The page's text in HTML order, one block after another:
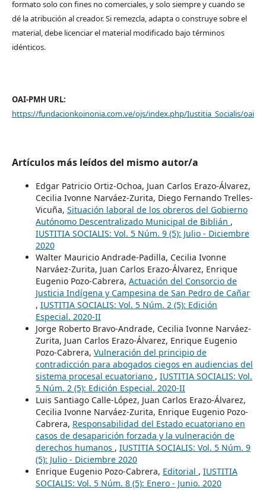
formato solo con fines no comerciales, y solo siempre y cuando se
dé la atribución al creador. Si remezcla, adapta o construye sobre el
material, debe licenciar el material modificado bajo términos
idénticos.
OAI-PMH URL:
https://fundacionkoinonia.com.ve/ojs/index.php/Iustitia_Socialis/oai
Artículos más leídos del mismo autor/a
Edgar Patricio Ortiz-Ochoa, Juan Carlos Erazo-Álvarez,
Cecilia Ivonne Narváez-Zurita, Diego Fernando Trelles-
Vicuña, Situación laboral de los obreros del Gobierno
Autónomo Descentralizado Municipal de Biblián ,
IUSTITIA SOCIALIS: Vol. 5 Núm. 9 (5): Julio - Diciembre
2020
Walter Mauricio Andrade-Padilla, Cecilia Ivonne
Narváez-Zurita, Juan Carlos Erazo-Álvarez, Enrique
Eugenio Pozo-Cabrera, Actuación del Consorcio de
Justicia Indígena y Campesina de San Pedro de Cañar
, IUSTITIA SOCIALIS: Vol. 5 Núm. 2 (5): Edición
Especial. 2020-II
Jorge Roberto Bravo-Andrade, Cecilia Ivonne Narváez-
Zurita, Juan Carlos Erazo-Álvarez, Enrique Eugenio
Pozo-Cabrera, Vulneración del principio de
contradicción para abogados ciegos en audiencias del
sistema procesal ecuatoriano , IUSTITIA SOCIALIS: Vol.
5 Núm. 2 (5): Edición Especial. 2020-II
Luis Santiago Calle-López, Juan Carlos Erazo-Álvarez,
Cecilia Ivonne Narváez-Zurita, Enrique Eugenio Pozo-
Cabrera, Responsabilidad del Estado ecuatoriano en
casos de desaparición forzada y la vulneración de
derechos humanos , IUSTITIA SOCIALIS: Vol. 5 Núm. 9
(5): Julio - Diciembre 2020
Enrique Eugenio Pozo-Cabrera, Editorial , IUSTITIA
SOCIALIS: Vol. 5 Núm. 8 (5): Enero - Junio. 2020